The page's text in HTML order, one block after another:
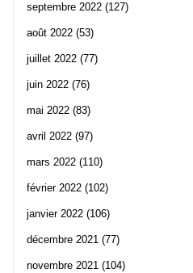
septembre 2022 (127)
août 2022 (53)
juillet 2022 (77)
juin 2022 (76)
mai 2022 (83)
avril 2022 (97)
mars 2022 (110)
février 2022 (102)
janvier 2022 (106)
décembre 2021 (77)
novembre 2021 (104)